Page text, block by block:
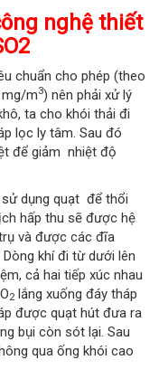
nghệ thiết
chuẩn cho phép (theo
mg/m3) nên phải xử lý
ta cho khói thải đi
lọc ly tâm. Sau đó
để giảm nhiệt độ
dụng quạt để thổi
hấp thu sẽ được hệ
và được các đĩa
khí đi từ dưới lên
cả hai tiếp xúc nhau
2 lắng xuống đáy tháp
được quạt hút đưa ra
bụi còn sót lại. Sau
qua ống khói cao